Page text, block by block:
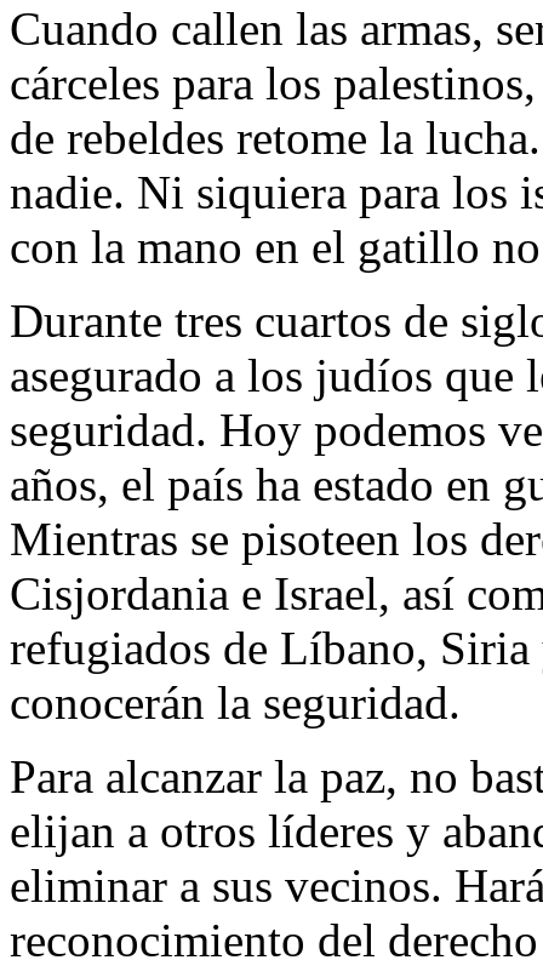
Cuando callen las armas,
cárceles para los
de rebeldes retome la
nadie. Ni siquiera para los
con la mano en el gatillo
Durante tres cuartos de
asegurado a los judíos que
seguridad. Hoy podemos
años, el país ha estado en
Mientras se pisoteen los
Cisjordania e Israel, así
refugiados de Líbano,
conocerán la seguridad.
Para alcanzar la paz, no
elijan a otros líderes y
eliminar a sus vecinos.
reconocimiento del